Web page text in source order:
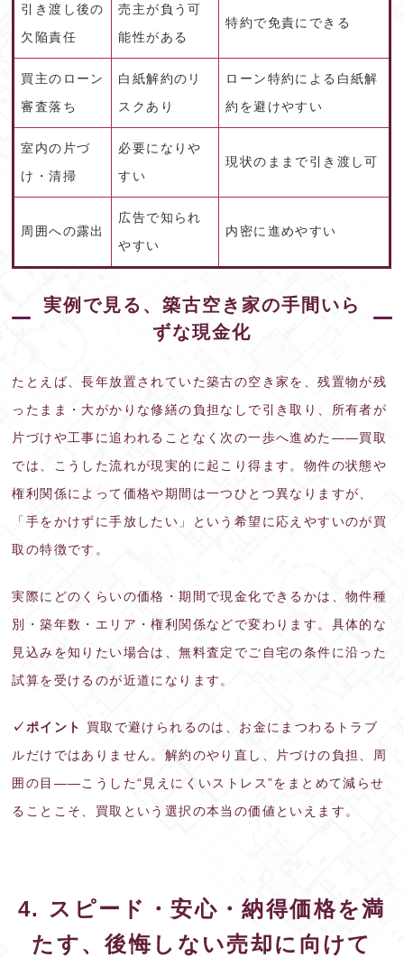
引き渡し後の
欠陥責任
売主が負う可
能性がある
特約で免責にできる
買主のローン
審査落ち
白紙解約のリ
スクあり
ローン特約による白紙解
約を避けやすい
室内の片づ
け・清掃
必要になりや
すい
現状のままで引き渡し可
周囲への露出
広告で知られ
やすい
内密に進めやすい
実例で見る、築古空き家の手間いら
ずな現金化
たとえば、長年放置されていた築古の空き家を、残置物が残
ったまま・大がかりな修繕の負担なしで引き取り、所有者が
片づけや工事に追われることなく次の一歩へ進めた——買取
では、こうした流れが現実的に起こり得ます。物件の状態や
権利関係によって価格や期間は一つひとつ異なりますが、
「手をかけずに手放したい」という希望に応えやすいのが買
取の特徴です。
実際にどのくらいの価格・期間で現金化できるかは、物件種
別・築年数・エリア・権利関係などで変わります。具体的な
見込みを知りたい場合は、無料査定でご自宅の条件に沿った
試算を受けるのが近道になります。
✓ポイント
買取で避けられるのは、お金にまつわるトラブ
ルだけではありません。解約のやり直し、片づけの負担、周
囲の目——こうした“見えにくいストレス”をまとめて減らせ
ることこそ、買取という選択の本当の価値といえます。
4. スピード・安心・納得価格を満
たす、後悔しない売却に向けて